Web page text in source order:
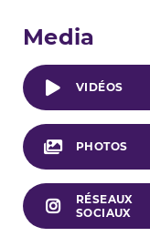
Media
VIDÉOS
PHOTOS
RÉSEAUX
SOCIAUX